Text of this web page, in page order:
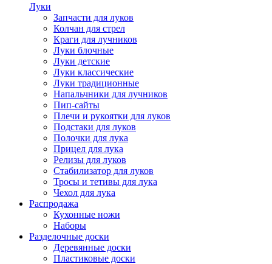
Луки
Запчасти для луков
Колчан для стрел
Краги для лучников
Луки блочные
Луки детские
Луки классические
Луки традиционные
Напальчники для лучников
Пип-сайты
Плечи и рукоятки для луков
Подстаки для луков
Полочки для лука
Прицел для лука
Релизы для луков
Стабилизатор для луков
Тросы и тетивы для лука
Чехол для лука
Распродажа
Кухонные ножи
Наборы
Разделочные доски
Деревянные доски
Пластиковые доски